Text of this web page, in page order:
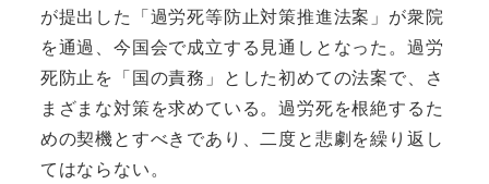
が提出した「過労死等防止対策推進法案」が衆院
を通過、今国会で成立する見通しとなった。過労
死防止を「国の責務」とした初めての法案で、さ
まざまな対策を求めている。過労死を根絶するた
めの契機とすべきであり、二度と悲劇を繰り返し
てはならない。